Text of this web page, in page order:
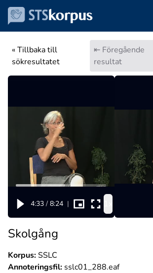
« Tillbaka till
sökresultatet
⇤ Föregående
resultat
4:33 / 8:24 |
Skolgång
Korpus:SSLC
Annoteringsfil: sslc01_288.eaf